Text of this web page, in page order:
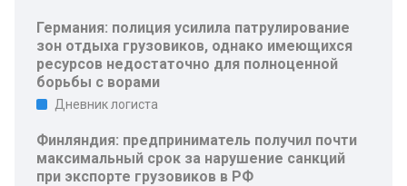
Германия: полиция усилила патрулирование
зон отдыха грузовиков, однако имеющихся
ресурсов недостаточно для полноценной
борьбы с ворами
Дневник логиста
Финляндия: предприниматель получил почти
максимальный срок за нарушение санкций
при экспорте грузовиков в РФ